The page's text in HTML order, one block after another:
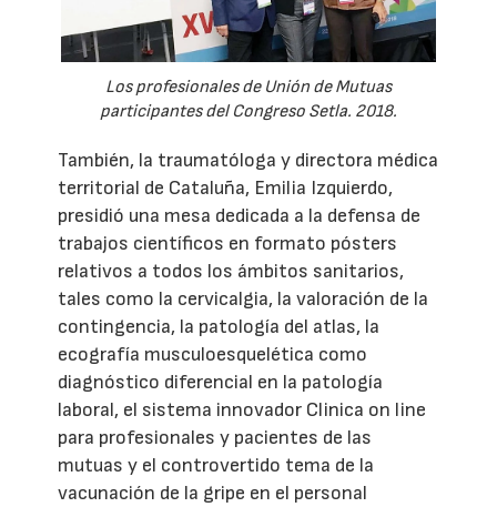
Los profesionales de Unión de Mutuas
participantes del Congreso Setla. 2018.
También, la traumatóloga y directora médica
territorial de Cataluña, Emilia Izquierdo,
presidió una mesa dedicada a la defensa de
trabajos científicos en formato pósters
relativos a todos los ámbitos sanitarios,
tales como la cervicalgia, la valoración de la
contingencia, la patología del atlas, la
ecografía musculoesquelética como
diagnóstico diferencial en la patología
laboral, el sistema innovador Clinica on line
para profesionales y pacientes de las
mutuas y el controvertido tema de la
vacunación de la gripe en el personal